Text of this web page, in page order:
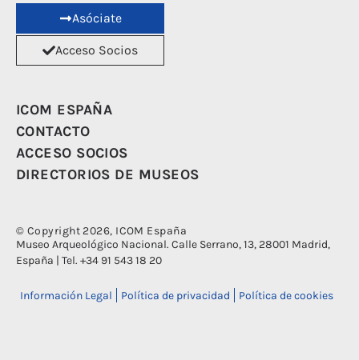
Asóciate
Acceso Socios
ICOM ESPAÑA
CONTACTO
ACCESO SOCIOS
DIRECTORIOS DE MUSEOS
© Copyright 2026, ICOM España
Museo Arqueológico Nacional. Calle Serrano, 13, 28001 Madrid,
España | Tel. +34 91 543 18 20
Información Legal Política de privacidad Política de cookies